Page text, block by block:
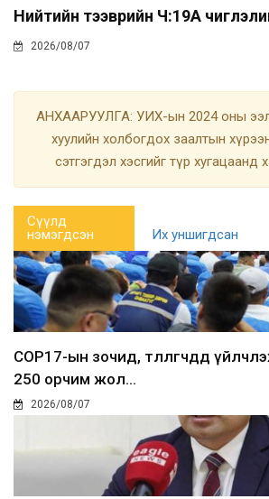
Нийтийн тээврийн Ч:19А
2026/08/07
АНХААРУУЛГА: УИХ-ын 2024 оны
хуулийн холбогдох заалтын
сэтгэгдэл хэсгийг түр хугацаанд
Сүүлд
нэмэгдсэн
Их уншигдсан
COP17-ын зочид, төлөөлөгчдөд
250 орчим жол...
2026/08/07